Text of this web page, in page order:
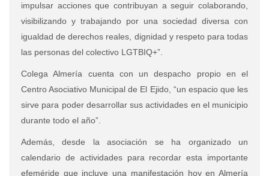
impulsar acciones que contribuyan a seguir colaborando,
visibilizando y trabajando por una sociedad diversa con
igualdad de derechos reales, dignidad y respeto para todas
las personas del colectivo LGTBIQ+”.
Colega Almería cuenta con un despacho propio en el
Centro Asociativo Municipal de El Ejido, “un espacio que les
sirve para poder desarrollar sus actividades en el municipio
durante todo el año”.
Además, desde la asociación se ha organizado un
calendario de actividades para recordar esta importante
efeméride que incluye una manifestación hoy en Almería